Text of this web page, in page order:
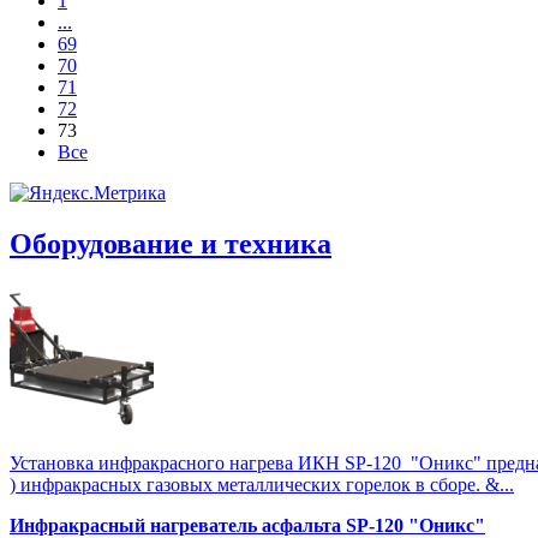
...
69
70
71
72
73
Все
Оборудование и техника
Установка инфракрасного нагрева ИКН SP-120 "Оникс"
) инфракрасных газовых металлических горелок в сборе. &...
Инфракрасный нагреватель асфальта SP-120 "Оникс"